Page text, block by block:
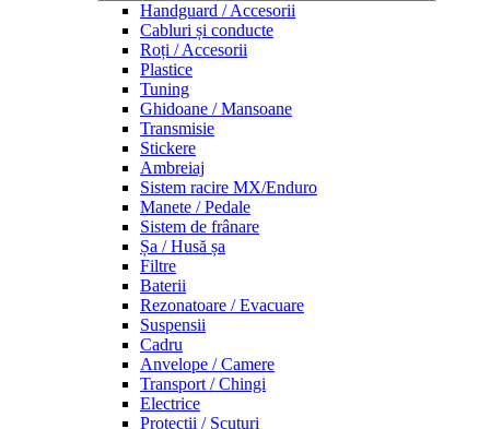
Handguard / Accesorii
Cabluri și conducte
Roți / Accesorii
Plastice
Tuning
Ghidoane / Mansoane
Transmisie
Stickere
Ambreiaj
Sistem racire MX/Enduro
Manete / Pedale
Sistem de frânare
Șa / Husă șa
Filtre
Baterii
Rezonatoare / Evacuare
Suspensii
Cadru
Anvelope / Camere
Transport / Chingi
Electrice
Protecții / Scuturi